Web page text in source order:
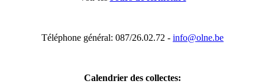
Téléphone général: 087/26.02.72 - info@olne.be
Calendrier des collectes: